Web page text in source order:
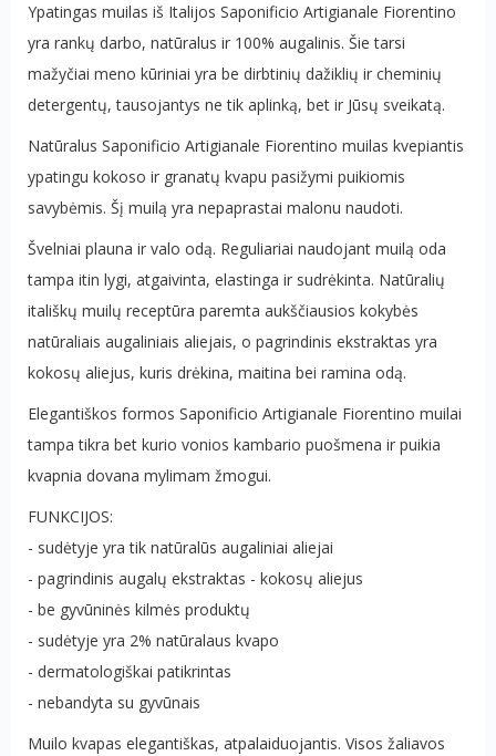
Ypatingas muilas iš Italijos Saponificio Artigianale Fiorentino
yra rankų darbo, natūralus ir 100% augalinis. Šie tarsi
mažyčiai meno kūriniai yra be dirbtinių dažiklių ir cheminių
detergentų, tausojantys ne tik aplinką, bet ir Jūsų sveikatą.
Natūralus Saponificio Artigianale Fiorentino muilas kvepiantis
ypatingu kokoso ir granatų kvapu pasižymi puikiomis
savybėmis. Šį muilą yra nepaprastai malonu naudoti.
Švelniai plauna ir valo odą. Reguliariai naudojant muilą oda
tampa itin lygi, atgaivinta, elastinga ir sudrėkinta. Natūralių
itališkų muilų receptūra paremta aukščiausios kokybės
natūraliais augaliniais aliejais, o pagrindinis ekstraktas yra
kokosų aliejus, kuris drėkina, maitina bei ramina odą.
Elegantiškos formos Saponificio Artigianale Fiorentino muilai
tampa tikra bet kurio vonios kambario puošmena ir puikia
kvapnia dovana mylimam žmogui.
FUNKCIJOS:
- sudėtyje yra tik natūralūs augaliniai aliejai
- pagrindinis augalų ekstraktas - kokosų aliejus
- be gyvūninės kilmės produktų
- sudėtyje yra 2% natūralaus kvapo
- dermatologiškai patikrintas
- nebandyta su gyvūnais
Muilo kvapas elegantiškas, atpalaiduojantis. Visos žaliavos